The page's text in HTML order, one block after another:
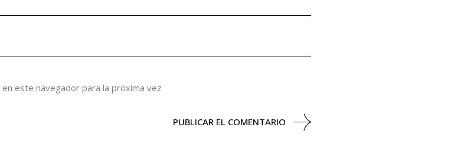
este navegador para la próxima vez
PUBLICAR EL COMENTARIO